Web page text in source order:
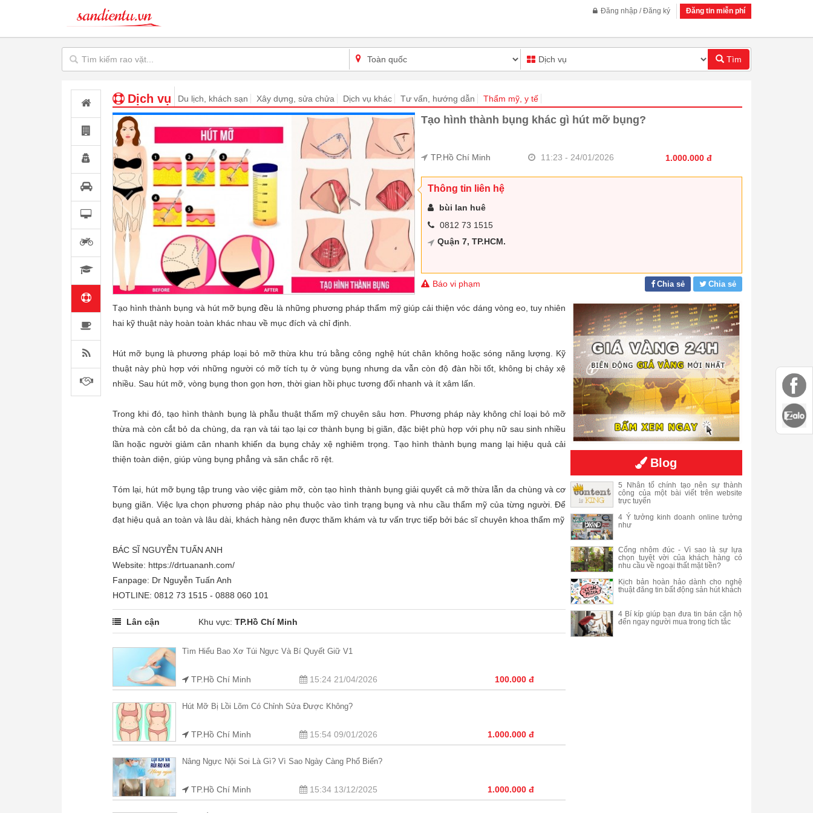
Đăng tin miễn phí
Đăng nhập / Đăng ký
Tìm
Dịch vụ Du lịch, khách sạn Xây dựng, sửa chửa Dịch vụ khác Tư vấn, hướng dẫn Thẩm mỹ, y tế
Tạo hình thành bụng khác gì hút mỡ bụng?
TP.Hồ Chí Minh 11:23 - 24/01/2026 1.000.000 đ
Thông tin liên hệ
bùi lan huê
0812 73 1515
Quận 7, TP.HCM.
Báo vi phạm Chia sẻ Chia sẻ
Tạo hình thành bụng và hút mỡ bụng đều là những phương pháp thẩm mỹ giúp cải thiện vóc dáng vòng eo, tuy nhiên
hai kỹ thuật này hoàn toàn khác nhau về mục đích và chỉ định.
Hút mỡ bụng là phương pháp loại bỏ mỡ thừa khu trú bằng công nghệ hút chân không hoặc sóng năng lượng. Kỹ
thuật này phù hợp với những người có mỡ tích tụ ở vùng bụng nhưng da vẫn còn độ đàn hồi tốt, không bị chảy xệ
nhiều. Sau hút mỡ, vòng bụng thon gọn hơn, thời gian hồi phục tương đối nhanh và ít xâm lấn.
Trong khi đó, tạo hình thành bụng là phẫu thuật thẩm mỹ chuyên sâu hơn. Phương pháp này không chỉ loại bỏ mỡ
thừa mà còn cắt bỏ da chùng, da rạn và tái tạo lại cơ thành bụng bị giãn, đặc biệt phù hợp với phụ nữ sau sinh nhiều
lần hoặc người giảm cân nhanh khiến da bụng chảy xệ nghiêm trọng. Tạo hình thành bụng mang lại hiệu quả cải
thiện toàn diện, giúp vùng bụng phẳng và săn chắc rõ rệt.
Tóm lại, hút mỡ bụng tập trung vào việc giảm mỡ, còn tạo hình thành bụng giải quyết cả mỡ thừa lẫn da chùng và cơ
bụng giãn. Việc lựa chọn phương pháp nào phụ thuộc vào tình trạng bụng và nhu cầu thẩm mỹ của từng người. Để
đạt hiệu quả an toàn và lâu dài, khách hàng nên được thăm khám và tư vấn trực tiếp bởi bác sĩ chuyên khoa thẩm mỹ
BÁC SĨ NGUYỄN TUẤN ANH
Website: https://drtuananh.com/
Fanpage: Dr Nguyễn Tuấn Anh
HOTLINE: 0812 73 1515 - 0888 060 101
Lân cận Khu vực:TP.Hồ Chí Minh
Tìm Hiểu Bao Xơ Túi Ngực Và Bí Quyết Giữ V1
TP.Hồ Chí Minh 15:24 21/04/2026 100.000 đ
Hút Mỡ Bị Lồi Lõm Có Chỉnh Sửa Được Không?
TP.Hồ Chí Minh 15:54 09/01/2026 1.000.000 đ
Nâng Ngực Nội Soi Là Gì? Vì Sao Ngày Càng Phổ Biến?
TP.Hồ Chí Minh 15:34 13/12/2025 1.000.000 đ
Blog
5 Nhân tố chính tạo nên sự thành
công của một bài viết trên website
trực tuyến
4 Ý tưởng kinh doanh online tưởng
như
Cổng nhôm đúc - Vì sao là sự lựa
chọn tuyệt vời của khách hàng có
nhu cầu về ngoại thất mặt tiền?
Kịch bản hoàn hảo dành cho nghệ
thuật đăng tin bất động sản hút khách
4 Bí kíp giúp bạn đưa tin bán căn hộ
đến ngay người mua trong tích tắc